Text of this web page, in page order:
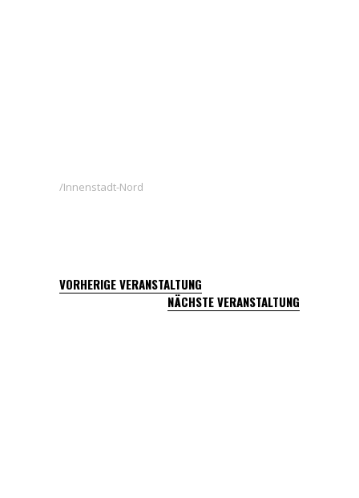
Innenstadt-Nord
VORHERIGE VERANSTALTUNG
NÄCHSTE VERANSTALTUNG